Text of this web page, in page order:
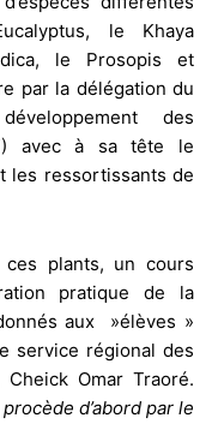
le Khaya
le Prosopis et
par la délégation du
des
avec à sa tête le
les ressortissants de
plants, un cours
pratique de la
aux »élèves »
service régional des
Omar Traoré.
d’abord par le